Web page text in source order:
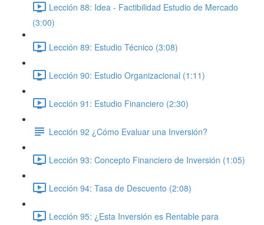
Lección 88: Idea - Factibilidad Estudio de Mercado
(3:00)
Lección 89: Estudio Técnico (3:08)
Lección 90: Estudio Organizacional (1:11)
Lección 91: Estudio Financiero (2:30)
Lección 92 ¿Cómo Evaluar una Inversión?
Lección 93: Concepto Financiero de Inversión (1:05)
Lección 94: Tasa de Descuento (2:08)
Lección 95: ¿Esta Inversión es Rentable para